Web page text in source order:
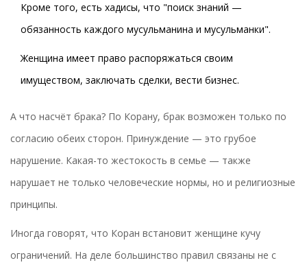
Кроме того, есть хадисы, что "поиск знаний —
обязанность каждого мусульманина и мусульманки".
Женщина имеет право распоряжаться своим
имуществом, заключать сделки, вести бизнес.
А что насчёт брака? По Корану, брак возможен только по
согласию обеих сторон. Принуждение — это грубое
нарушение. Какая-то жестокость в семье — также
нарушает не только человеческие нормы, но и религиозные
принципы.
Иногда говорят, что Коран встановит женщине кучу
ограничений. На деле большинство правил связаны не с